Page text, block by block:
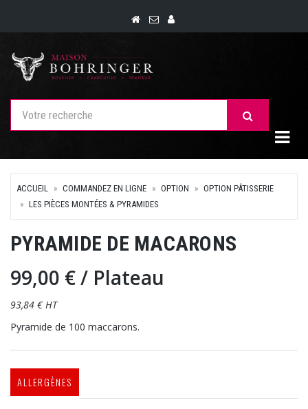
ACCUEIL COMMANDEZ EN LIGNE OPTION
OPTION PÂTISSERIE
LES PIÈCES MONTÉES & PYRAMIDES
PYRAMIDE DE MACARONS
99,00 €/ Plateau
93,84 € HT
Pyramide de 100 maccarons.
ALLERGÈNES